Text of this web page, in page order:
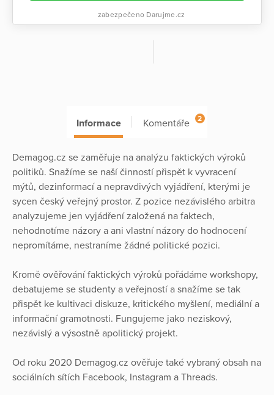
zabezpečeno Darujme.cz
Informace Komentáře 2
Demagog.cz se zaměřuje na analýzu faktických výroků
politiků. Snažíme se naší činností přispět k vyvracení
mýtů, dezinformací a nepravdivých vyjádření, kterými je
sycen český veřejný prostor. Z pozice nezávislého arbitra
analyzujeme jen vyjádření založená na faktech,
nehodnotíme názory a ani vlastní názory do hodnocení
nepromítáme, nestraníme žádné politické pozici.
Kromě ověřování faktických výroků pořádáme workshopy,
debatujeme se studenty a veřejností a snažíme se tak
přispět ke kultivaci diskuze, kritického myšlení, mediální a
informační gramotnosti. Fungujeme jako neziskový,
nezávislý a výsostně apolitický projekt.
Od roku 2020 Demagog.cz ověřuje také vybraný obsah na
sociálních sítích Facebook, Instagram a Threads.